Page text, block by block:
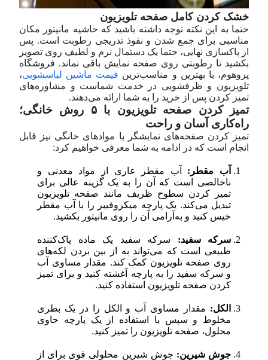
خشک کردن کامل صفحه تلویزیون
حتما به این نکته توجه داشته باشید که حاشیه مانیتور مکان
مناسبی برای جمع شدن و نفوذ تدریجی رطوبت است. پس
از پاکسازی نهایی، حتما یک دستمال نرم و لطیف روی تصویر
بکشید تا رطوبتی روی صفحه نمایش باقی نماند. فروشگاه
پروهوم، با بهترین و مناسب‌ترین قیمت ماشین لباسشویی،
تلویزیون و ظرفشویی در خدمت شماست و مشاوره‌های
تمیز کردن پس از خرید را به شما ارائه می‌دهند.
تمیز کردن صفحه تلویزیون با ۵ روش خانگی؛
راه‌کاری آسان و راحت
تمیز کردن صفحه‌های نمایشگر با مواد‌های خانگی نیز قابل
انجام است که در ادامه به شما معرفی خواهیم کرد:
آب مقطر: آب مقطر عاری از مواد معدنی و
ناخالصی است که آن را به یک گزینه عالی برای
تمیز کردن سطوح ظریف مانند صفحه تلویزیون
تبدیل می‌کند. یک پارچه میکروفیبر را با آب مقطر
خیس کنید و به‌آرامی آن را روی مانیتور بکشید.
سرکه سفید: سرکه سفید یک ماده پاک‌کننده
طبیعی است که می‌تواند به از بین بردن لکه‌های
روی صفحه تلویزیون کمک کند. مقدار مساوی آب
و سرکه سفید را به پارچه آغشته کنید و برای تمیز
کردن صفحه تلویزیون استفاده کنید.
الکل: مقدار مساوی آب و الکل را در یک بطری
مخلوط و سپس با استفاده از یک پارچه حاوی
محلول، صفحه تلویزیون را تمیز کنید.
جوش شیرین: جوش شیرین محلولی قوی برای از